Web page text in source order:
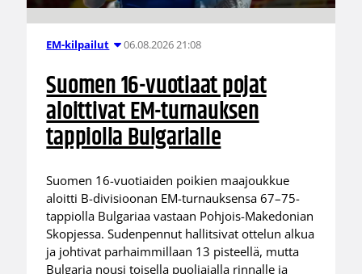
EM-kilpailut 06.08.2026 21:08
Suomen 16-vuotiaat pojat
aloittivat EM-turnauksen
tappiolla Bulgarialle
Suomen 16-vuotiaiden poikien maajoukkue
aloitti B-divisioonan EM-turnauksensa 67–75-
tappiolla Bulgariaa vastaan Pohjois-Makedonian
Skopjessa. Sudenpennut hallitsivat ottelun alkua
ja johtivat parhaimmillaan 13 pisteellä, mutta
Bulgaria nousi toisella puoliajalla rinnalle ja